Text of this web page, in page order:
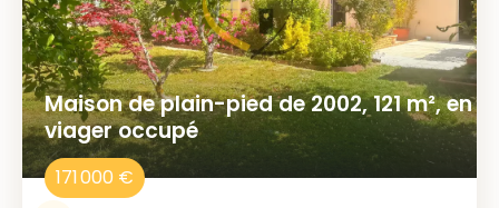
Maison de plain-pied de 2002, 121 m², en
viager occupé
171 000 €